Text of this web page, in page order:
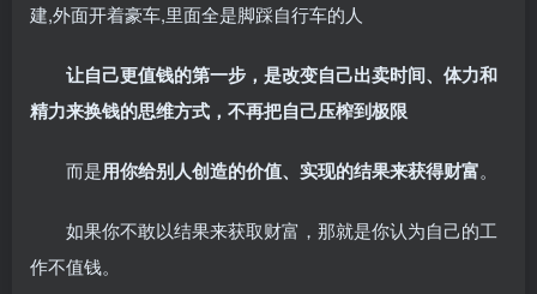
建,外面开着豪车,里面全是脚踩自行车的人
让自己更值钱的第一步，是改变自己出卖时间、体力和
精力来换钱的思维方式，不再把自己压榨到极限
而是用你给别人创造的价值、实现的结果来获得财富。
如果你不敢以结果来获取财富，那就是你认为自己的工
作不值钱。